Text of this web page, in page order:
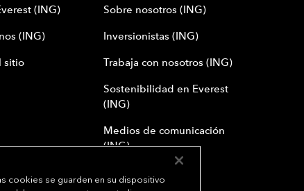
(ING)
(ING)
sitio
Sobre nosotros (ING)
Inversionistas (ING)
Trabaja con nosotros (ING)
Sostenibilidad en Everest
(ING)
Medios de comunicación
(ING)
cookies se guarden en su dispositivo